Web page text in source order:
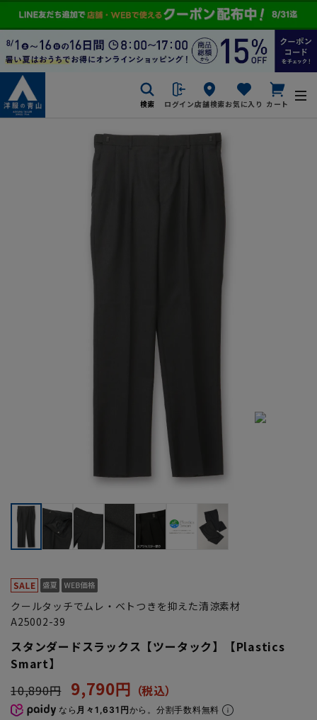
検索 ログイン店舗検索お気に入り カート
クールタッチでムレ・ベトつきを抑えた清涼素材
A25002-39
スタンダードスラックス【ツータック】【Plastics
Smart】
10,890円
9,790円
なら 月々1,631円から。分割手数料無料